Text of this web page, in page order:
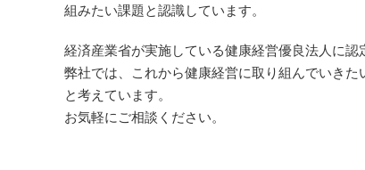
組みたい課題と認識しています。
経済産業省が実施している健康経営優良法人に認
弊社では、これから健康経営に取り組んでいき
と考えています。
お気軽にご相談ください。